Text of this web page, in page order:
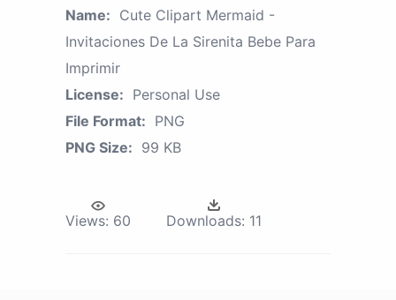
Name: Cute Clipart Mermaid -
Invitaciones De La Sirenita Bebe Para
Imprimir
License: Personal Use
File Format: PNG
PNG Size: 99 KB
Views: 60 Downloads: 11